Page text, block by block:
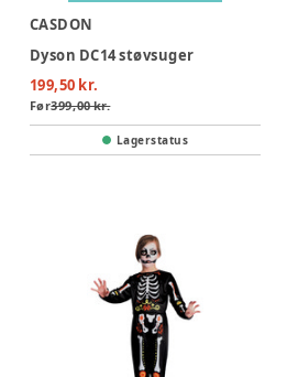
CASDON
Dyson DC14 støvsuger
199,50 kr.
Før399,00 kr.
Lagerstatus